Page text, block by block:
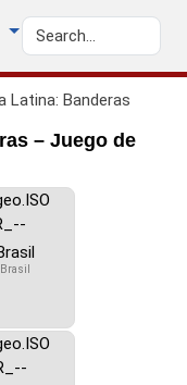
Latina: Banderas
– Juego de
Brasil